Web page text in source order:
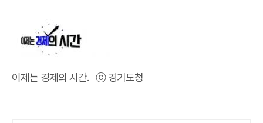
이제는 경제의 시간. ⓒ 경기도청